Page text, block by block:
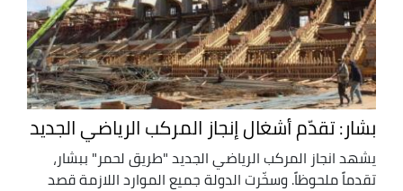
بشار: تقدّم أشغال إنجاز المركب الرياضي الجديد
يشهد انجاز المركب الرياضي الجديد "طريق لحمر" ببشار،
تقدماً ملحوظاً. وسخّرت الدولة جميع الموارد اللازمة قصد